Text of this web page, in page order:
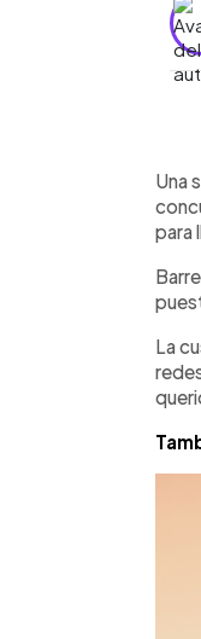
Una
para
La